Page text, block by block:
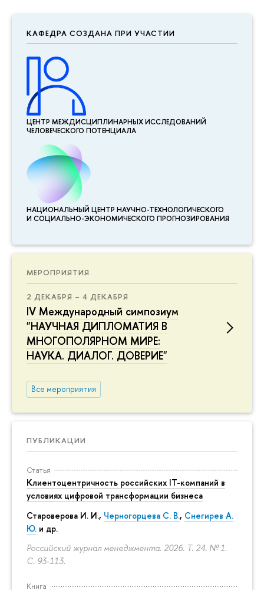
КАФЕДРА СОЗДАНА ПРИ УЧАСТИИ
ЦЕНТР МЕЖДИСЦИПЛИНАР­НЫХ ИССЛЕДОВАНИЙ
ЧЕЛОВЕЧЕСКОГО ПОТЕНЦИАЛА
НАЦИОНАЛЬНЫЙ ЦЕНТР НАУЧНО-ТЕХНОЛОГИЧЕСКОГО
И СОЦИАЛЬНО-ЭКОНОМИЧЕСКОГО ПРОГНОЗИРОВАНИЯ
МЕРОПРИЯТИЯ
2 ДЕКАБРЯ – 4 ДЕКАБРЯ
IV Международный симпозиум
"НАУЧНАЯ ДИПЛОМАТИЯ В
МНОГОПОЛЯРНОМ МИРЕ:
НАУКА. ДИАЛОГ. ДОВЕРИЕ"
Все мероприятия
ПУБЛИКАЦИИ
Статья
Клиентоцентричность российских IT-компаний в
условиях цифровой трансформации бизнеса
Староверова И. И., Черногорцева С. В., Снегирев А.
Ю. и др.
Российский журнал менеджмента. 2026. Т. 24. № 1.
С. 93-113.
Книга